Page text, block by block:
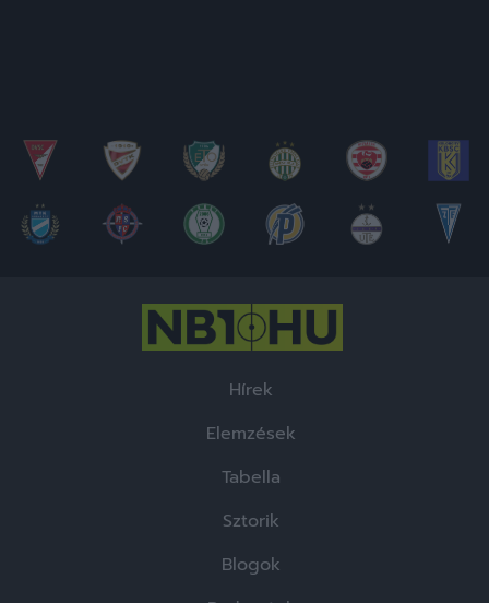
Hírek
Elemzések
Tabella
Sztorik
Blogok